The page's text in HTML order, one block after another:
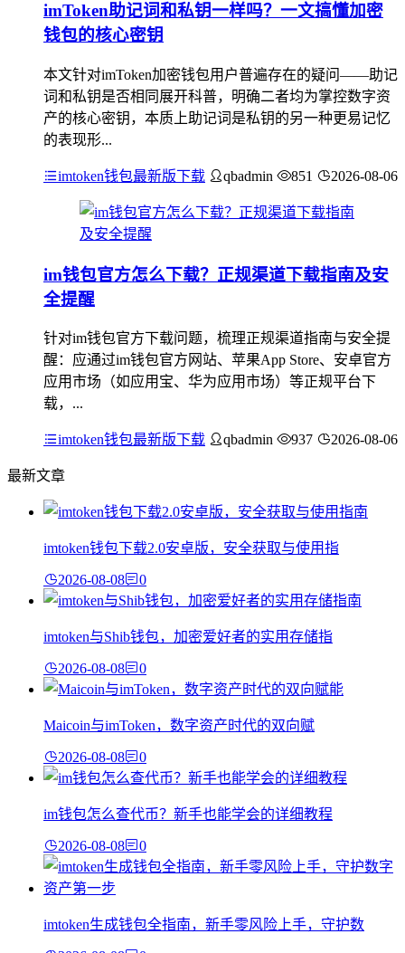
imToken助记词和私钥一样吗？一文搞懂加密
钱包的核心密钥
本文针对imToken加密钱包用户普遍存在的疑问——助记
词和私钥是否相同展开科普，明确二者均为掌控数字资
产的核心密钥，本质上助记词是私钥的另一种更易记忆
的表现形...
imtoken钱包最新版下载 qbadmin 851 2026-08-06
im钱包官方怎么下载？正规渠道下载指南及安
全提醒
针对im钱包官方下载问题，梳理正规渠道指南与安全提
醒：应通过im钱包官方网站、苹果App Store、安卓官方
应用市场（如应用宝、华为应用市场）等正规平台下
载，...
imtoken钱包最新版下载 qbadmin 937 2026-08-06
最新文章
imtoken钱包下载2.0安卓版，安全获取与使用指
2026-08-08 0
imtoken与Shib钱包，加密爱好者的实用存储指
2026-08-08 0
Maicoin与imToken，数字资产时代的双向赋
2026-08-08 0
im钱包怎么查代币？新手也能学会的详细教程
2026-08-08 0
imtoken生成钱包全指南，新手零风险上手，守护数